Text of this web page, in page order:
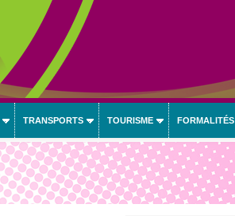
TRANSPORTS TOURISME FORMALITÉS